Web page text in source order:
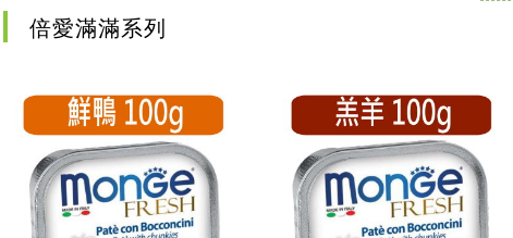
倍愛滿滿系列